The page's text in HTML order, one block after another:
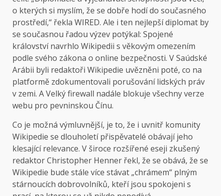
o kterých si myslím, že se dobře hodí do současného
prostředí,“ řekla WIRED. Ale i ten nejlepší diplomat by
se současnou řadou výzev potýkal: Spojené
království navrhlo Wikipedii s věkovým omezením
podle svého zákona o online bezpečnosti. V Saúdské
Arábii byli redaktoři Wikipedie uvězněni poté, co na
platformě zdokumentovali porušování lidských práv
v zemi. A Velký firewall nadále blokuje všechny verze
webu pro pevninskou Čínu.
Co je možná výmluvnější, je to, že i uvnitř komunity
Wikipedie se dlouholetí přispěvatelé obávají jeho
klesající relevance. V široce rozšířené eseji zkušený
redaktor Christopher Henner řekl, že se obává, že se
Wikipedie bude stále více stávat „chrámem“ plným
stárnoucích dobrovolníků, kteří jsou spokojeni s